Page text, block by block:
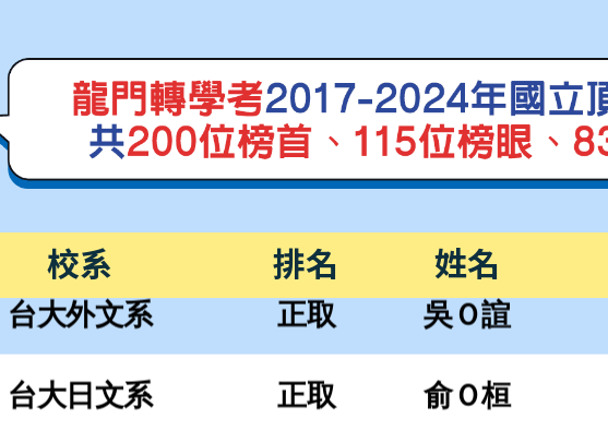
校系 排名 姓名
台大日文系 正取 俞Ｏ桓
清大資工系 榜首 楊Ｏ慶
清大資工系 榜首 葉Ｏ賢